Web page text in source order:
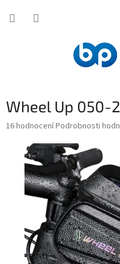
Wheel Up 050-
Průměrné
produktu
16 hodnoceníPodrobnosti